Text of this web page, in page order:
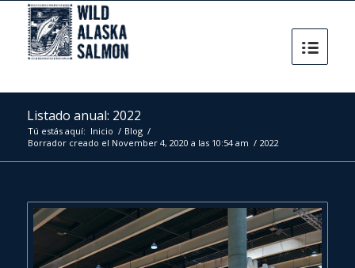
Listado anual: 2022
Tú estás aquí: Inicio / Blog /
Borrador creado el November 4, 2020 a las 10:54 am / 2022